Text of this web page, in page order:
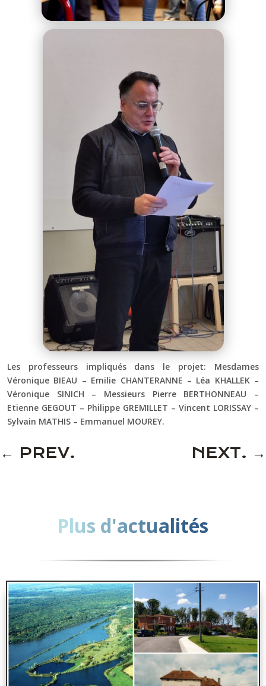
Les professeurs impliqués dans le projet: Mesdames
Véronique BIEAU – Emilie CHANTERANNE – Léa KHALLEK –
Véronique SINICH – Messieurs Pierre BERTHONNEAU –
Etienne GEGOUT – Philippe GREMILLET – Vincent LORISSAY –
Sylvain MATHIS – Emmanuel MOUREY.
← PREV. NEXT. →
Plus d'actualités